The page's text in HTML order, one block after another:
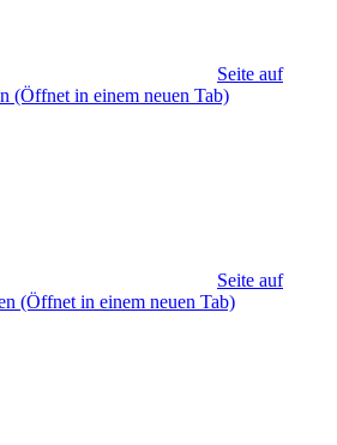
Seite auf
(Öffnet in einem neuen Tab)
Seite auf
(Öffnet in einem neuen Tab)